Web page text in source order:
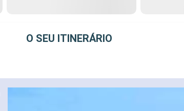
O SEU ITINERÁRIO